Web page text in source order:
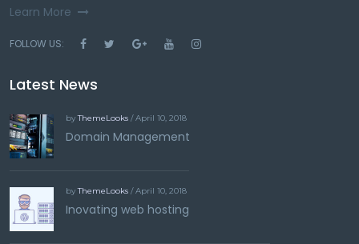
Learn More
FOLLOW US:
Latest News
byThemeLooks / April 10, 2018
Domain Management
byThemeLooks / April 10, 2018
Inovating web hosting